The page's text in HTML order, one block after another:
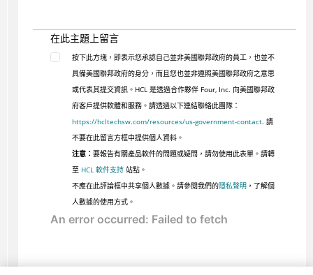
在此主題上留言
按下此方塊，即表示您承認自己並非美國聯邦政府的員工，也並不
具備美國聯邦政府的身分，而且您也並非遵照美國聯邦政府之意思
或代表其提交資訊。HCL 是透過合作夥伴 Four, Inc. 向美國聯邦政
府客戶提供軟體和服務。請透過以下連結聯絡此團隊：
https://hcltechsw.com/resources/us-government-contact. 請
不要在此留言方框中提供個人資料。
注意： 要報告有關產品軟件的問題或疑問，請勿使用此表單。請轉
至 HCL 軟件支持站點。
不應在此評論框中共享個人數據。請參閱我們的隱私聲明 ，了解個
人數據的使用方式。